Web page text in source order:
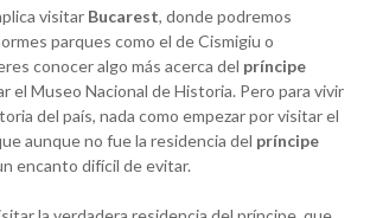
visitar Bucarest, donde podremos
parques como el de Cismigiu o
conocer algo más acerca del príncipe
el Museo Nacional de Historia. Pero para vivir
del país, nada como empezar por visitar el
aunque no fue la residencia del príncipe
encanto difícil de evitar.